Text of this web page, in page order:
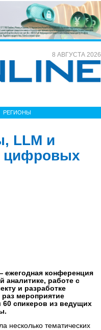
8 АВГУСТА 2026
РЕГИОНЫ
LLM и
цифровых
ежегодная конференция
аналитике, работе с
и разработке
мероприятие
60 спикеров из ведущих
несколько тематических